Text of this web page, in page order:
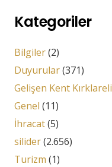
Kategoriler
Bilgiler(2)
Duyurular(371)
Gelişen Kent Kırklareli
Genel (11)
İhracat(5)
silider(2.656)
Turizm (1)